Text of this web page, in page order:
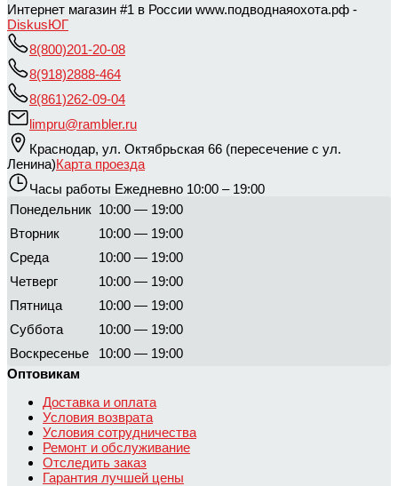
Интернет магазин #1 в России www.подводнаяохота.рф -
DiskusЮГ
8(800)201-20-08
8(918)2888-464
8(861)262-09-04
limpru@rambler.ru
Краснодар, ул. Октябрьская 66 (пересечение с ул.
Ленина)Карта проезда
Часы работы Ежедневно 10:00 – 19:00
Понедельник 10:00 — 19:00
Вторник
10:00 — 19:00
Среда
10:00 — 19:00
Четверг
10:00 — 19:00
Пятница
10:00 — 19:00
Суббота
10:00 — 19:00
Воскресенье
10:00 — 19:00
Оптовикам
Доставка и оплата
Условия возврата
Условия сотрудничества
Ремонт и обслуживание
Отследить заказ
Гарантия лучшей цены